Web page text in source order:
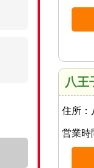
八王
住所：
営業時